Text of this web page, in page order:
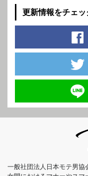
更新情報をチェッ
一般社団法人日本モテ男協